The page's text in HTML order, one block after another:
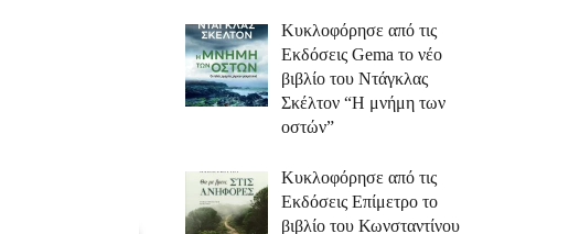
Κυκλοφόρησε από τις
Εκδόσεις Gema το νέο
βιβλίο του Ντάγκλας
Σκέλτον “Η μνήμη των
οστών”
Κυκλοφόρησε από τις
Εκδόσεις Επίμετρο το
βιβλίο του Κωνσταντίνου